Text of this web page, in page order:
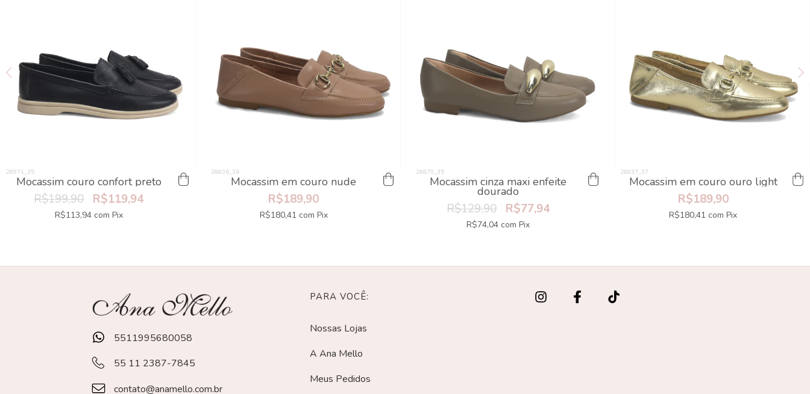
Mocassim couro confort preto
R$199,90 R$119,94
R$113,94 com Pix
Mocassim em couro nude
R$189,90
R$180,41 com Pix
Mocassim cinza maxi enfeite
dourado
R$129,90 R$77,94
R$74,04 com Pix
Mocassim em couro ouro light
R$189,90
R$180,41 com Pix
5511995680058
55 11 2387-7845
contato@anamello.com.br
PARA VOCÊ:
Nossas Lojas
A Ana Mello
Meus Pedidos